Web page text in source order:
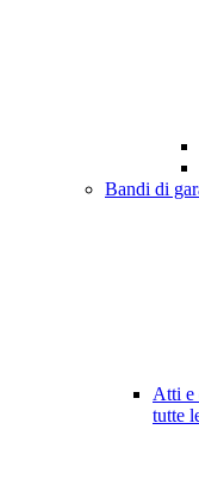
Bandi di
Atti e
tutte